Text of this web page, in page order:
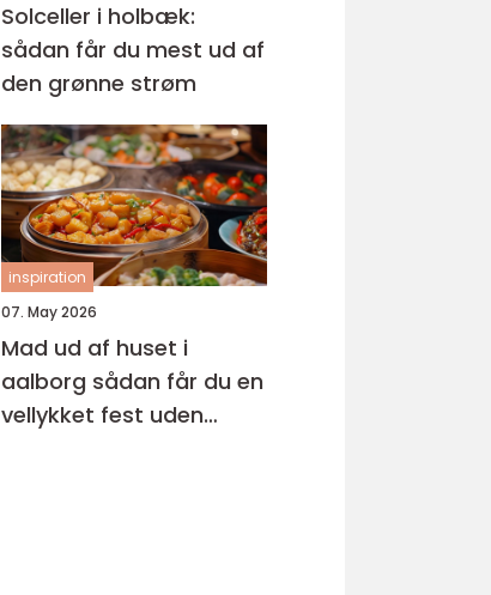
Solceller i holbæk:
sådan får du mest ud af
den grønne strøm
inspiration
07. May 2026
Mad ud af huset i
aalborg sådan får du en
vellykket fest uden